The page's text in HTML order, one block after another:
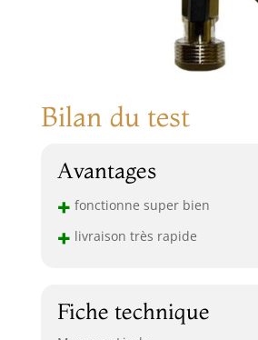
Bilan du test
Avantages
+ fonctionne super bien
+ livraison très rapide
Fiche technique